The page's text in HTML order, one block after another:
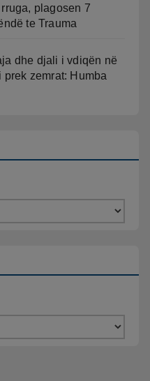
plagosen 7
te Trauma
dhe djali i vdiqën në
zemrat: Humba